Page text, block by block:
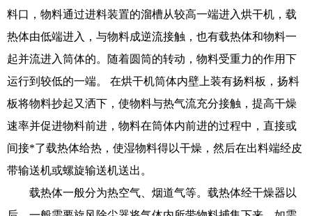
料口，物料通过进料装置的溜槽从较高一端进入烘干机，载
热体由低端进入，与物料成逆流接触，也有载热体和物料一
起并流进入筒体的。随着圆筒的转动，物料受重力的作用下
运行到较低的一端。 在烘干机筒体内壁上装有扬料板，扬料
板将物料抄起又洒下，使物料与热气流充分接触，提高干燥
速率并促进物料前进，物料在筒体内前进的过程中，直接或
间接*了载热体给热，使湿物料得以干燥，然后在出料端经皮
带输送机或螺旋输送机送出。
载热体一般分为热空气、烟道气等。载热体经干燥器以